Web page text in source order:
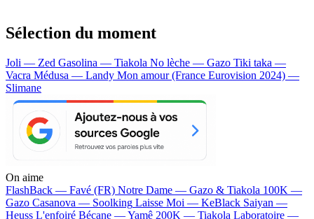
Sélection du moment
Joli — Zed Gasolina — Tiakola No lèche — Gazo Tiki taka —
Vacra Médusa — Landy Mon amour (France Eurovision 2024) —
Slimane
On aime
FlashBack — Favé (FR) Notre Dame — Gazo & Tiakola 100K —
Gazo Casanova — Soolking Laisse Moi — KeBlack Saiyan —
Heuss L'enfoiré Bécane —Yamê 200K — Tiakola Laboratoire —